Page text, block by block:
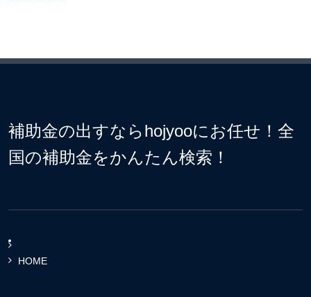
補助金の出すならhojyooにお任せ！全
国の補助金をかんたん検索！
HOME